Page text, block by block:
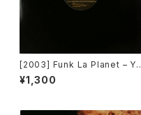
[2003] Funk La Planet – Yo
u Gave Me Love (Funk La
Planet 007)[Funk La Plane
¥1,300